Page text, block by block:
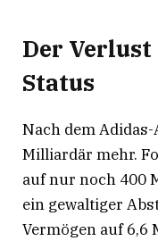
Der
Status
Nach dem
Milliardär mehr.
auf nur noch 400
ein gewaltiger
Vermögen auf 6,6